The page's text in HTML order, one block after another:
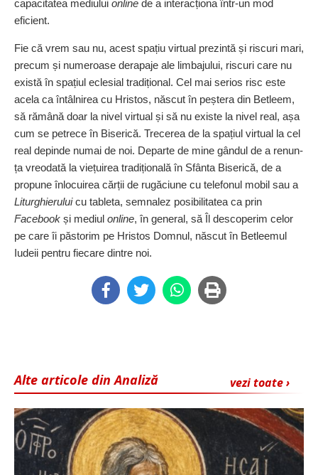
capacitatea mediului online de a interacționa într‑un mod
eficient.
Fie că vrem sau nu, acest spațiu virtual prezintă și riscuri mari,
precum și numeroase derapaje ale limbajului, riscuri care nu
există în spațiul eclesial tradi­țional. Cel mai serios risc este
acela ca întâlnirea cu Hristos, născut în peștera din Betleem,
să rămână doar la nivel virtual și să nu existe la nivel real, așa
cum se petrece în Biserică. Trecerea de la spațiul virtual la cel
real depinde numai de noi. Departe de mine gândul de a renun­
ța vreodată la viețuirea tradițio­nală în Sfânta Biserică, de a
propune înlocuirea cărții de rugăciune cu telefonul mobil sau a
Liturghieruluicu tableta, semnalez posibilitatea ca prin
Facebook și mediul online, în general, să Îl descoperim celor
pe care îi păstorim pe Hristos Domnul, născut în Betleemul
Iudeii pentru fiecare dintre noi.
vezi toate ›
Alte articole din Analiză